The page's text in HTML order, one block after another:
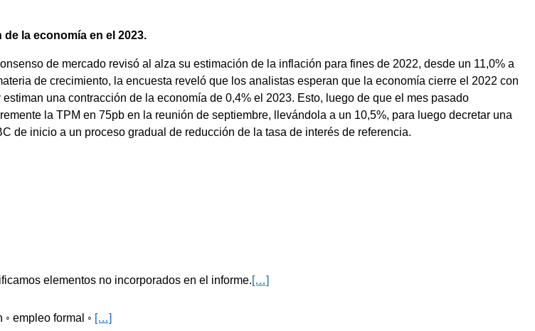
la economía en el 2023.
de mercado revisó al alza su estimación de la inflación para fines de 2022, desde un 11,0% a
de crecimiento, la encuesta reveló que los analistas esperan que la economía cierre el 2022 con
una contracción de la economía de 0,4% el 2023. Esto, luego de que el mes pasado
la TPM en 75pb en la reunión de septiembre, llevándola a un 10,5%, para luego decretar una
de inicio a un proceso gradual de reducción de la tasa de interés de referencia.
elementos no incorporados en el informe.[…]
empleo formal ◦ […]